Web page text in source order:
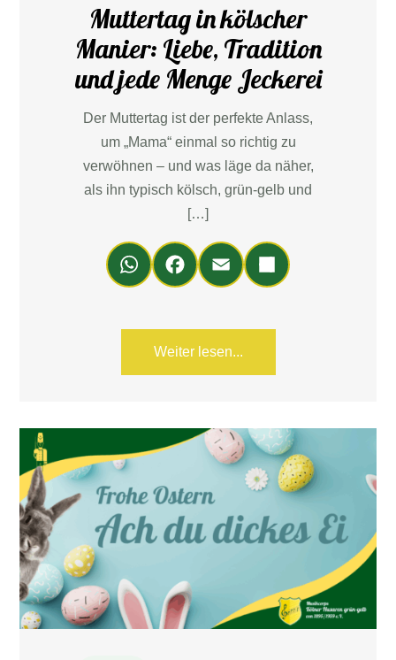
Muttertag in kölscher
Manier: Liebe, Tradition
und jede Menge Jeckerei
Der Muttertag ist der perfekte Anlass,
um „Mama“ einmal so richtig zu
verwöhnen – und was läge da näher,
als ihn typisch kölsch, grün-gelb und
[…]
Wh
ats
Fa
ce
ok
Em
ail
Teil
en
Weiter lesen...